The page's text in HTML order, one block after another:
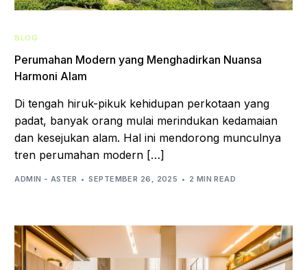
BLOG
Perumahan Modern yang Menghadirkan Nuansa
Harmoni Alam
Di tengah hiruk-pikuk kehidupan perkotaan yang
padat, banyak orang mulai merindukan kedamaian
dan kesejukan alam. Hal ini mendorong munculnya
tren perumahan modern […]
ADMIN - ASTER SEPTEMBER 26, 2025 2 MIN READ